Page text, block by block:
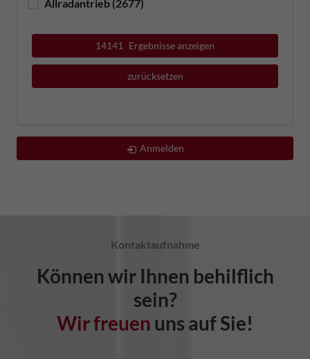
Allradantrieb (2677)
14141 Ergebnisse anzeigen
zurücksetzen
Anmelden
Kontaktaufnahme
Können wir Ihnen behilflich
sein?
Wir freuen uns auf Sie!